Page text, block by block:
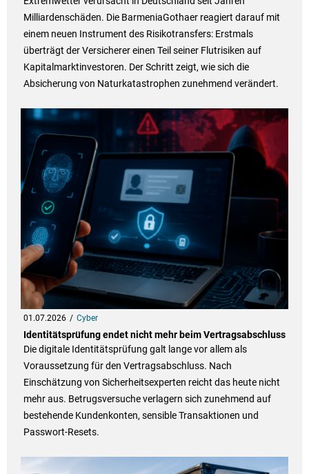
Milliardenschäden. Die BarmeniaGothaer reagiert darauf mit
einem neuen Instrument des Risikotransfers: Erstmals
überträgt der Versicherer einen Teil seiner Flutrisiken auf
Kapitalmarktinvestoren. Der Schritt zeigt, wie sich die
Absicherung von Naturkatastrophen zunehmend verändert.
01.07.2026 Cyber
Identitätsprüfung endet nicht mehr beim Vertragsabschluss
Die digitale Identitätsprüfung galt lange vor allem als
Voraussetzung für den Vertragsabschluss. Nach
Einschätzung von Sicherheitsexperten reicht das heute nicht
mehr aus. Betrugsversuche verlagern sich zunehmend auf
bestehende Kundenkonten, sensible Transaktionen und
Passwort-Resets.